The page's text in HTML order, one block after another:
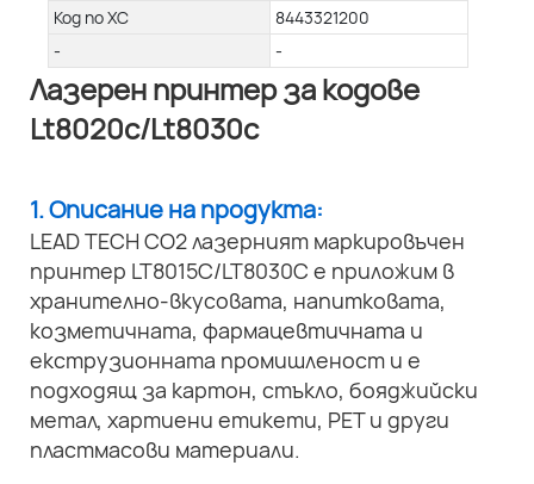
Код по ХС
8443321200
-
-
Лазерен принтер за кодове
Lt8020c/Lt8030c
1. Описание на продукта:
LEAD TECH CO2 лазерният маркировъчен
принтер LT8015C/LT8030C е приложим в
хранително-вкусовата, напитковата,
козметичната, фармацевтичната и
екструзионната промишленост и е
подходящ за картон, стъкло, бояджийски
метал, хартиени етикети, PET и други
пластмасови материали.